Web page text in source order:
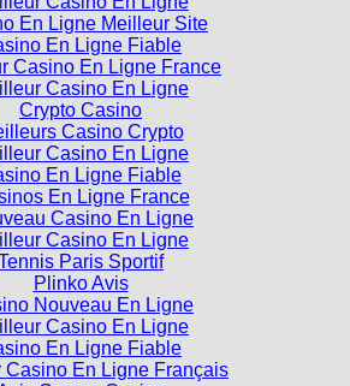
En Ligne Meilleur Site
En Ligne Fiable
Casino En Ligne France
Casino En Ligne
Crypto Casino
Casino Crypto
Casino En Ligne
En Ligne Fiable
En Ligne France
Casino En Ligne
Casino En Ligne
Paris Sportif
Plinko Avis
Nouveau En Ligne
Casino En Ligne
En Ligne Fiable
Casino En Ligne Français
Cresus Casino